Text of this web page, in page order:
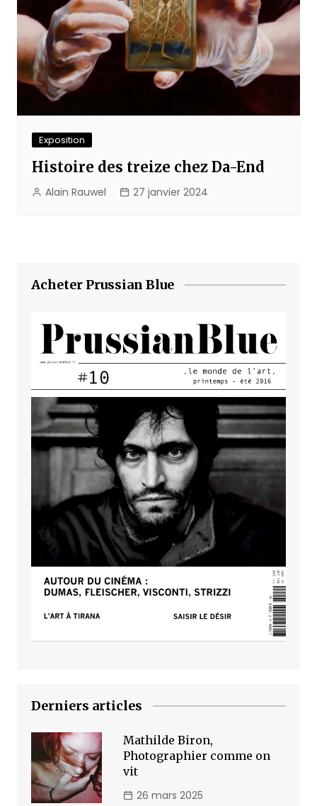
Exposition
Histoire des treize chez Da-End
Alain Rauwel 27 janvier 2024
Acheter Prussian Blue
Derniers articles
Mathilde Biron,
Photographier comme on
vit
26 mars 2025